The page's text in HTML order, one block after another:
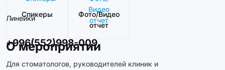
Линейки
+996(552)998-009
Спикеры
Фото/Видео
отчет
О мероприятии
Для стоматологов, руководителей клиник и